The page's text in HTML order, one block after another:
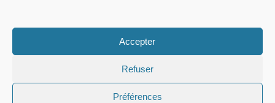
Accepter
Refuser
Préférences
www.vetup.com